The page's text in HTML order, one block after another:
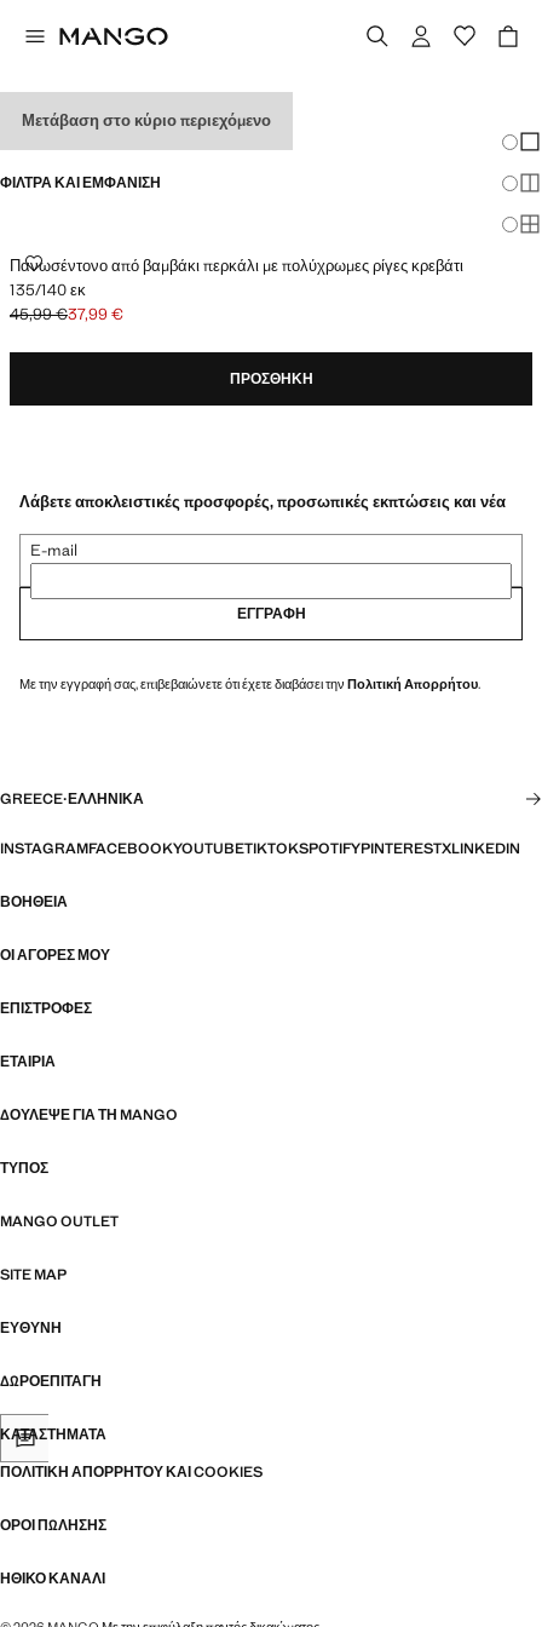
Μετάβαση στο κύριο περιεχόμενο
ΦΊΛΤΡΑ ΚΑΙ ΕΜΦΆΝΙΣΗ
Πανωσέντονο από βαμβάκι περκάλι με πολύχρωμες ρίγες κρεβάτι
135/140 εκ
ΠΑΝΩΣΈΝΤΟΝΟ ΑΠΌ ΒΑΜΒΆΚΙ ΠΕΡΚΆΛΙ ΜΕ ΠΟΛΎΧΡΩΜΕΣ ΡΊΓΕΣ
Αρχική τιμή με διαγραφή [45,99 € ]
45,99 €
Ισχύουσα τιμή [37,99 € ]
37,99 €
ΠΡΟΣΘΉΚΗ
Λάβετε αποκλειστικές προσφορές, προσωπικές εκπτώσεις και νέα
E-mail
ΕΓΓΡΑΦΉ
Με την εγγραφή σας, επιβεβαιώνετε ότι έχετε διαβάσει την Πολιτική Απορρήτου.
GREECE·ΕΛΛΗΝΙΚΆ
INSTAGRAMFACEBOOKYOUTUBETIKTOKSPOTIFYPINTERESTXLINKEDIN
ΒΟΉΘΕΙΑ
ΟΙ ΑΓΟΡΈΣ ΜΟΥ
ΕΠΙΣΤΡΟΦΈΣ
ΕΤΑΙΡΊΑ
ΔΟΎΛΕΨΕ ΓΙΑ ΤΗ MANGO
ΤΎΠΟΣ
MANGO OUTLET
SITE MAP
ΕΥΘΥΝΗ
ΔΩΡΟΕΠΙΤΑΓΉ
ΚΑΤΑΣΤΉΜΑΤΑ
ΠΟΛΙΤΙΚΉ ΑΠΟΡΡΉΤΟΥ ΚΑΙ COOKIES
ΌΡΟΙ ΠΏΛΗΣΗΣ
ΗΘΙΚΌ ΚΑΝΆΛΙ